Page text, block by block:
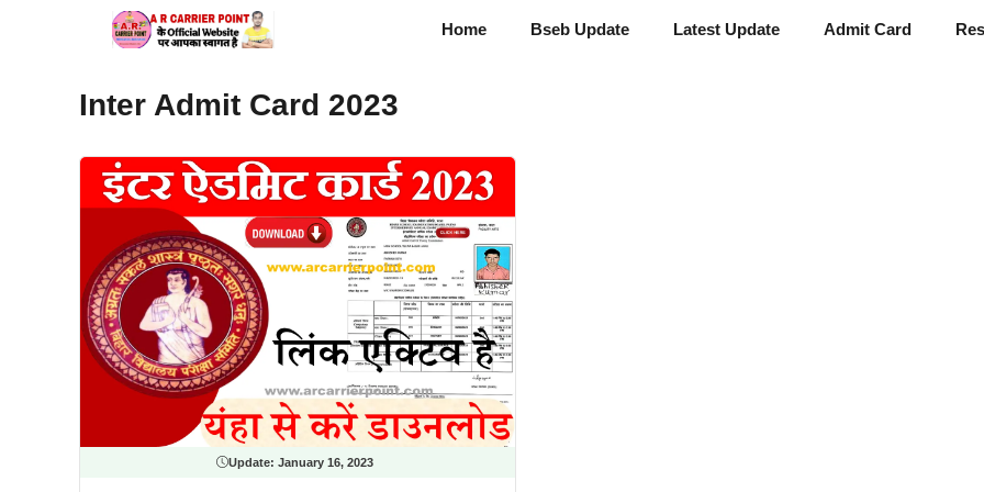
Home Bseb Update Latest Update Admit Card
Inter Admit Card 2023
Update: January 16, 2023